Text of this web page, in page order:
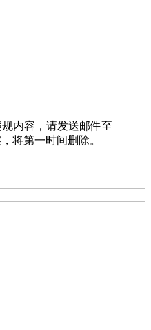
内容，请发送邮件至
将第一时间删除。